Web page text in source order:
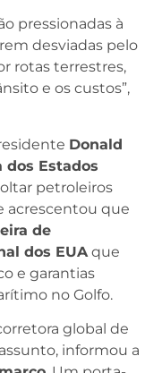
pressionadas à
desviadas pelo
rotas terrestres,
e os custos”,
Donald
dos Estados
petroleiros
acrescentou que
de
dos EUAque
e garantias
no Golfo.
global de
informou a